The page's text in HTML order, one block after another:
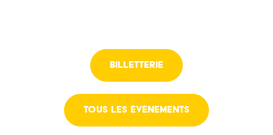
Billetterie
Tous les évènements